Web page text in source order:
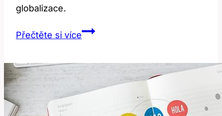
globalizace.
Přečtěte si vícePerk:
Anglický